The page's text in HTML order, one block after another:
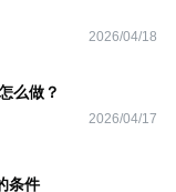
2026/04/18
么做？
2026/04/17
条件